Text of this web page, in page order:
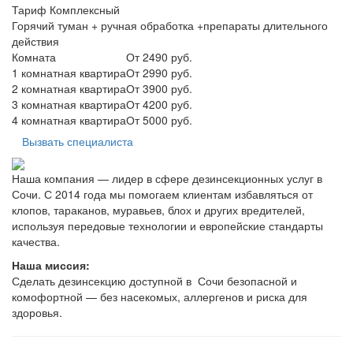
Тариф Комплексный
Горячий туман + ручная обработка +препараты длительного
действия
Комната
От 2490 руб.
1 комнатная квартираОт 2990 руб.
2 комнатная квартираОт 3900 руб.
3 комнатная квартираОт 4200 руб.
4 комнатная квартираОт 5000 руб.
Вызвать специалиста
Наша компания — лидер в сфере дезинсекционных услуг в
Сочи. С 2014 года мы помогаем клиентам избавляться от
клопов, тараканов, муравьев, блох и других вредителей,
используя передовые технологии и европейские стандарты
качества.
Наша миссия:
Сделать дезинсекцию доступной в Сочи безопасной и
комофортной — без насекомых, аллергенов и риска для
здоровья.